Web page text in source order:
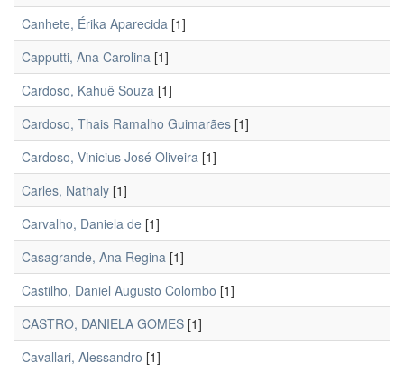
Canhete, Érika Aparecida [1]
Capputti, Ana Carolina [1]
Cardoso, Kahuê Souza [1]
Cardoso, Thais Ramalho Guimarães [1]
Cardoso, Vinicius José Oliveira [1]
Carles, Nathaly [1]
Carvalho, Daniela de [1]
Casagrande, Ana Regina [1]
Castilho, Daniel Augusto Colombo [1]
CASTRO, DANIELA GOMES [1]
Cavallari, Alessandro [1]